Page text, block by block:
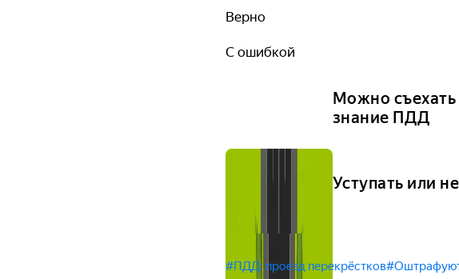
Верно
С ошибкой
Можно съехать
знание ПДД
Уступать или
#ПДД: проезд перекрёстков